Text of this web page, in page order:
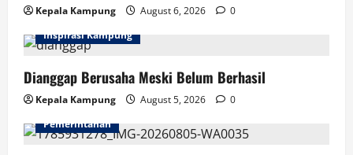
Kepala Kampung August 6, 2026
0
Inspirasi Kampung
Dianggap Berusaha Meski Belum Berhasil
Kepala Kampung August 5, 2026
0
Pemerintahan